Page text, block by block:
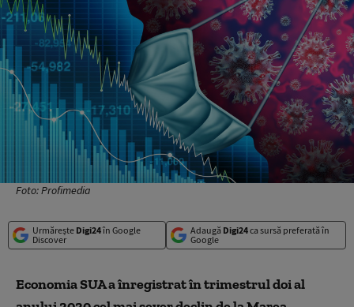
Foto: Profimedia
Urmărește Digi24în Google
Discover
Adaugă Digi24ca sursă preferată în
Google
Economia SUA a înregistrat în trimestrul doi al